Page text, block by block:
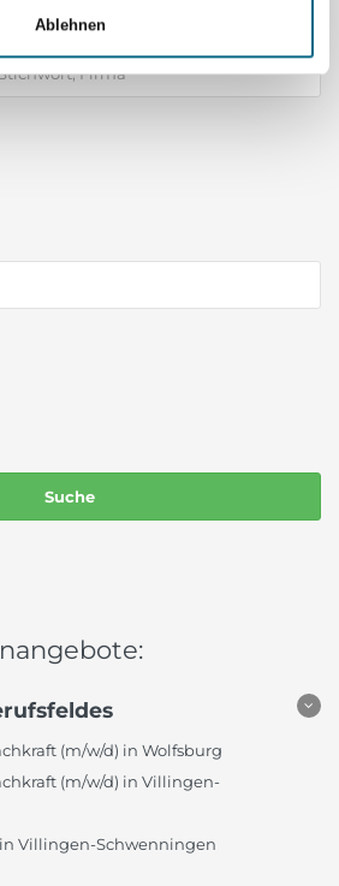
Ablehnen
(m/w/d) in Wolfsburg
(m/w/d) in Villingen-
Villingen-Schwenningen